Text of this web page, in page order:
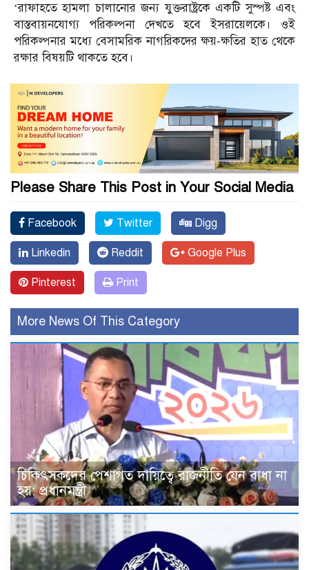
‘রাফাহতে হামলা চালানোর জন্য যুক্তরাষ্ট্রকে একটি সুস্পষ্ট এবং
বাস্তবায়নযোগ্য পরিকল্পনা দেখতে হবে ইসরায়েলকে। ওই
পরিকল্পনার মধ্যে বেসামরিক নাগরিকদের ক্ষয়-ক্ষতির হাত থেকে
রক্ষার বিষয়টি থাকতে হবে।
Please Share This Post in Your Social Media
Facebook Twitter Digg
Linkedin Reddit Google Plus
Pinterest Print
More News Of This Category
চিকিৎসকদের পেশাগত দায়িত্বে রাজনীতি যেন বাধা না
হয়: প্রধানমন্ত্রী